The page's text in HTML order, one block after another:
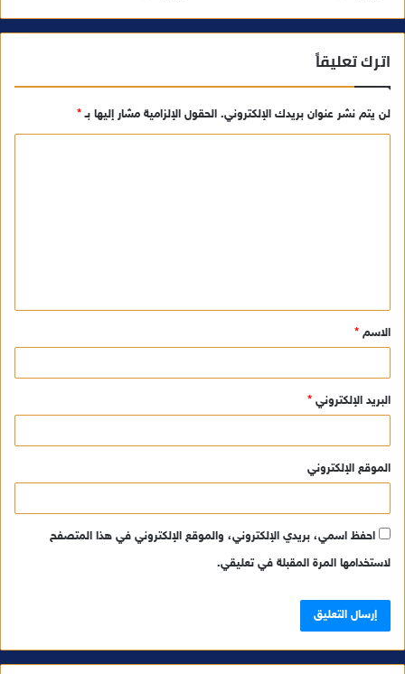
اترك تعليقاً
لن يتم نشر عنوان بريدك الإلكتروني. الحقول الإلزامية مشار إليها بـ*
ق
*
الاسم *
البريد الإلكتروني *
الموقع الإلكتروني
احفظ اسمي، بريدي الإلكتروني، والموقع الإلكتروني في هذا المتصفح
لاستخدامها المرة المقبلة في تعليقي.